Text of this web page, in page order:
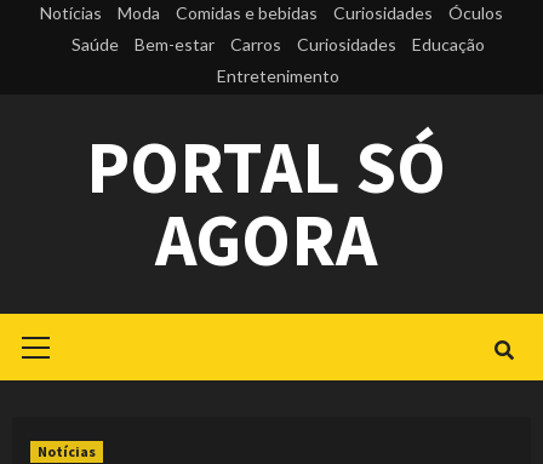
Notícias Moda Comidas e bebidas Curiosidades
Óculos
Saúde
Bem-estar Carros Curiosidades
Educação
Entretenimento
PORTAL SÓ
AGORA
Menu
Notícias